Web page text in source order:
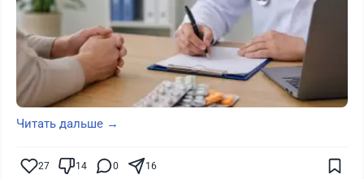
Читать дальше →
27 14 0 16